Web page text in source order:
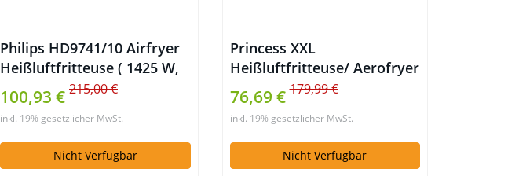
Philips HD9741/10 Airfryer
Heißluftfritteuse ( 1425 W,
ohne Öl, für 2-3 Personen,
digitales Display) schwarz
100,93 € 215,00 €
inkl. 19% gesetzlicher MwSt.
Nicht Verfügbar
Princess XXL
Heißluftfritteuse/ Aerofryer
mit digitalem Display |
ohne ÖL – einfach zu
reinigen – 5,2 Liter
Fassungsvermögen, 182050
76,69 €179,99 €
inkl. 19% gesetzlicher MwSt.
Nicht Verfügbar